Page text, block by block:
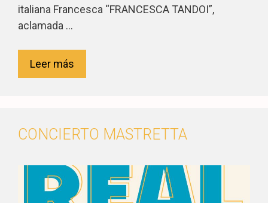
italiana Francesca “FRANCESCA TANDOI”,
aclamada …
Leer más
CONCIERTO MASTRETTA